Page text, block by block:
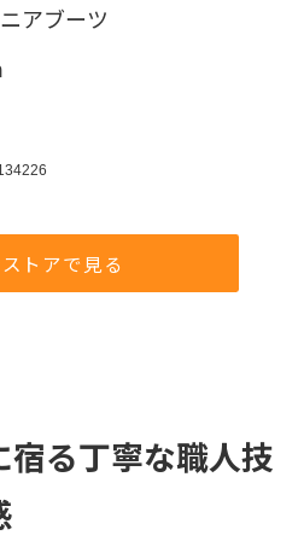
ブーツ
トアで見る
る丁寧な職人技